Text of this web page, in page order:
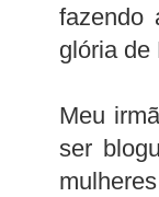
fazendo
glória de
Meu
ser